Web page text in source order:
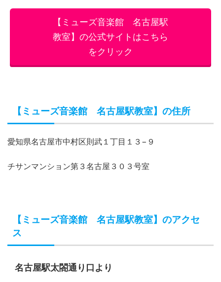
【ミューズ音楽館 名古屋駅
教室】の公式サイトはこちら
をクリック
【ミューズ音楽館 名古屋駅教室】の住所
愛知県名古屋市中村区則武１丁目１３−９
チサンマンション第３名古屋３０３号室
【ミューズ音楽館 名古屋駅教室】のアクセ
ス
名古屋駅太閤通り口より